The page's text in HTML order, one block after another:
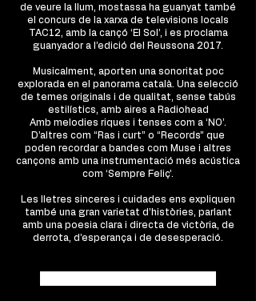
de veure la llum, mostassa ha guanyat també
el concurs de la xarxa de televisions locals
TAC12, amb la cançó ‘El Sol’, i es proclama
guanyador a l’edició del Reussona 2017.
Musicalment, aporten una sonoritat poc
explorada en el panorama català. Una selecció
de temes originals i de qualitat, sense tabús
estilístics, amb aires a Radiohead
Amb melodies riques i tenses com a ‘NO’.
D’altres com “Ras i curt” o “Records” que
poden recordar a bandes com Muse i altres
cançons amb una instrumentació més acústica
com ‘Sempre Feliç’.
Les lletres sinceres i cuidades ens expliquen
també una gran varietat d’històries, parlant
amb una poesia clara i directa de victòria, de
derrota, d’esperança i de desesperació.